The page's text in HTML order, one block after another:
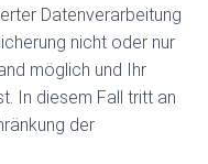
Datenverarbeitung
nicht oder nur
möglich und Ihr
In diesem Fall tritt an
der